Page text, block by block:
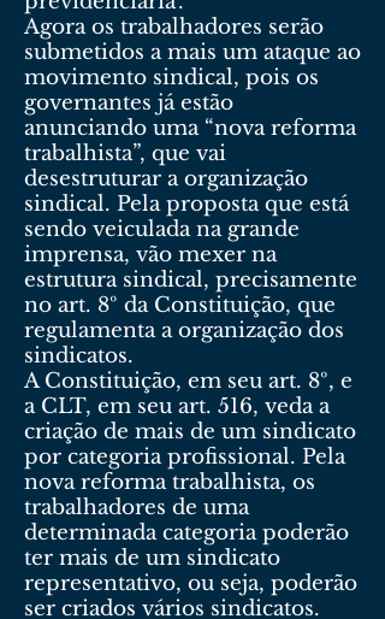
Agora os trabalhadores serão
submetidos a mais um ataque ao
movimento sindical, pois os
governantes já estão
anunciando uma “nova reforma
trabalhista”, que vai
desestruturar a organização
sindical. Pela proposta que está
sendo veiculada na grande
imprensa, vão mexer na
estrutura sindical, precisamente
no art. 8º da Constituição, que
regulamenta a organização dos
sindicatos.
A Constituição, em seu art. 8º, e
a CLT, em seu art. 516, veda a
criação de mais de um sindicato
por categoria profissional. Pela
nova reforma trabalhista, os
trabalhadores de uma
determinada categoria poderão
ter mais de um sindicato
representativo, ou seja, poderão
ser criados vários sindicatos.